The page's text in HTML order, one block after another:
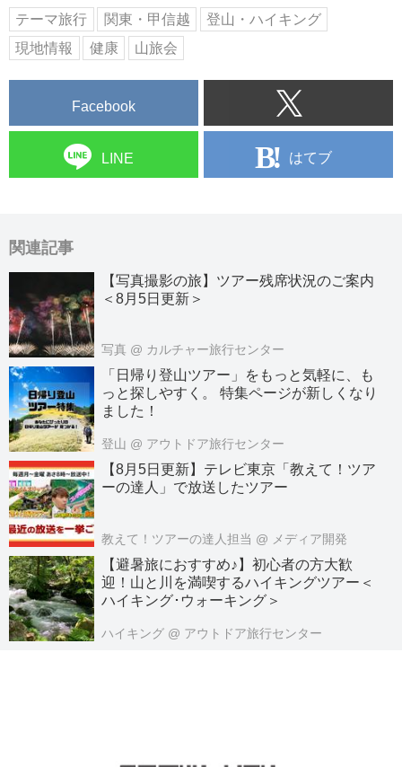
テーマ旅行 関東・甲信越
登山・ハイキング
現地情報
健康 山旅会
Facebook
LINE はてブ
関連記事
【写真撮影の旅】ツアー残席状況のご案内
＜8月5日更新＞
写真 @ カルチャー旅行センター
「日帰り登山ツアー」をもっと気軽に、も
っと探しやすく。 特集ページが新しくなり
ました！
登山 @ アウトドア旅行センター
【8月5日更新】テレビ東京「教えて！ツア
ーの達人」で放送したツアー
教えて！ツアーの達人担当 @ メディア開発
【避暑旅におすすめ♪】初心者の方大歓
迎！山と川を満喫するハイキングツアー＜
ハイキング･ウォーキング＞
ハイキング @ アウトドア旅行センター